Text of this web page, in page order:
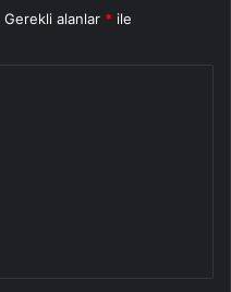
Gerekli alanlar * ile